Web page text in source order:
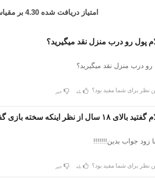
امتیاز دریافت شده4.30 بر
پول رو درب منزل نقد میگیرید؟
رو درب منزل نقد میگیرید؟
نظر برای شما مفید بود؟ بله خیر
۱۸ سال از نظر اینکه سخته بازی گفتید یا دلیل دیکری دارد
زود جواب بدین!!!!!!!
نظر برای شما مفید بود؟ بله خیر